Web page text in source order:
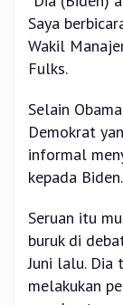
Saya
Wakil
Fulks.
Selain
Demokrat
informal
kepada Biden.
Seruan itu
buruk di
Juni lalu. Dia
melakukan